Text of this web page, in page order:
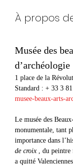
À propos
Musée des
d’archéologie
1 place de la
Standard : + 33 3
musee-beaux-arts-
Le musée des
monumentale, tant
importance dans
de croix , du peintre
a quitté